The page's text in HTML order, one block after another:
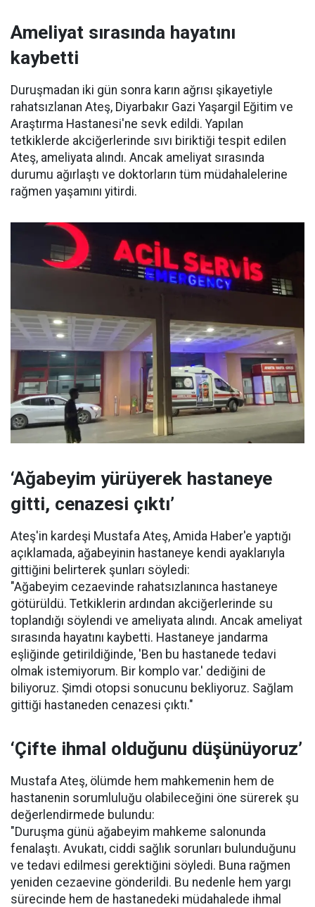
Ameliyat sırasında hayatını
kaybetti
Duruşmadan iki gün sonra karın ağrısı şikayetiyle
rahatsızlanan Ateş, Diyarbakır Gazi Yaşargil Eğitim ve
Araştırma Hastanesi'ne sevk edildi. Yapılan
tetkiklerde akciğerlerinde sıvı biriktiği tespit edilen
Ateş, ameliyata alındı. Ancak ameliyat sırasında
durumu ağırlaştı ve doktorların tüm müdahalelerine
rağmen yaşamını yitirdi.
‘Ağabeyim yürüyerek hastaneye
gitti, cenazesi çıktı’
Ateş'in kardeşi Mustafa Ateş, Amida Haber'e yaptığı
açıklamada, ağabeyinin hastaneye kendi ayaklarıyla
gittiğini belirterek şunları söyledi:
"Ağabeyim cezaevinde rahatsızlanınca hastaneye
götürüldü. Tetkiklerin ardından akciğerlerinde su
toplandığı söylendi ve ameliyata alındı. Ancak ameliyat
sırasında hayatını kaybetti. Hastaneye jandarma
eşliğinde getirildiğinde, 'Ben bu hastanede tedavi
olmak istemiyorum. Bir komplo var.' dediğini de
biliyoruz. Şimdi otopsi sonucunu bekliyoruz. Sağlam
gittiği hastaneden cenazesi çıktı."
‘Çifte ihmal olduğunu düşünüyoruz’
Mustafa Ateş, ölümde hem mahkemenin hem de
hastanenin sorumluluğu olabileceğini öne sürerek şu
değerlendirmede bulundu:
"Duruşma günü ağabeyim mahkeme salonunda
fenalaştı. Avukatı, ciddi sağlık sorunları bulunduğunu
ve tedavi edilmesi gerektiğini söyledi. Buna rağmen
yeniden cezaevine gönderildi. Bu nedenle hem yargı
sürecinde hem de hastanedeki müdahalede ihmal